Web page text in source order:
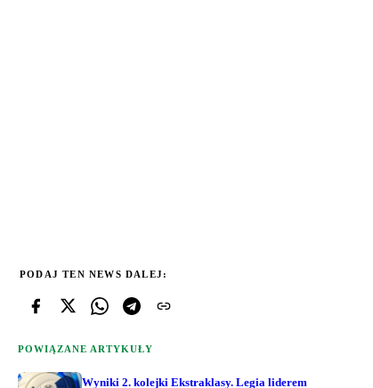
PODAJ TEN NEWS DALEJ:
POWIĄZANE ARTYKUŁY
Wyniki 2. kolejki Ekstraklasy. Legia liderem